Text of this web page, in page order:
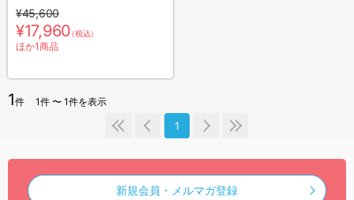
ナンスウェア リカバース／半袖
半ズボン／2着セット／上下セ
ット／リカバリーウェア
¥45,600
¥17,960（税込）
ほか1商品
1件 1件 〜 1件を表示
1
新規会員・メルマガ登録